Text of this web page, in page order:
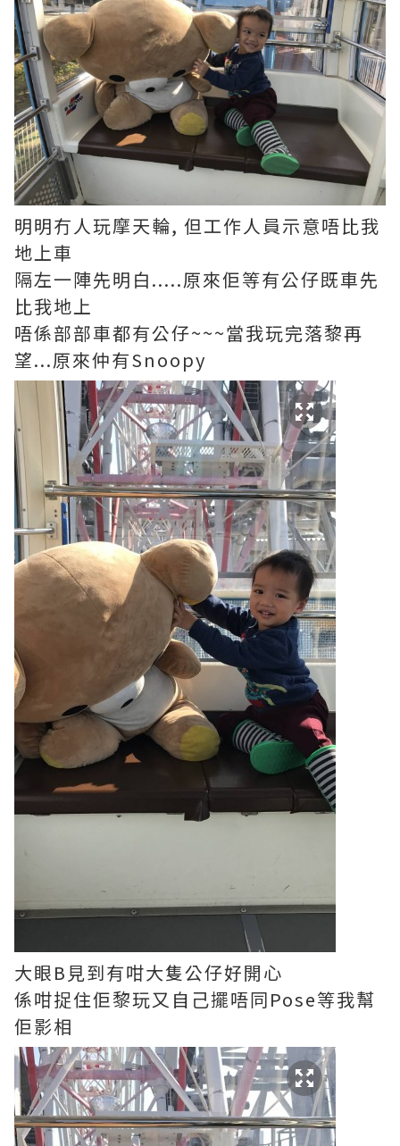
明明冇人玩摩天輪, 但工作人員示意唔比我
地上車
隔左一陣先明白.....原來佢等有公仔既車先
比我地上
唔係部部車都有公仔~~~當我玩完落黎再
望...原來仲有Snoopy
大眼B見到有咁大隻公仔好開心
係咁捉住佢黎玩又自己擺唔同Pose等我幫
佢影相